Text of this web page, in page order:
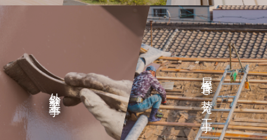
外壁塗装工事 屋根葺き替え工事